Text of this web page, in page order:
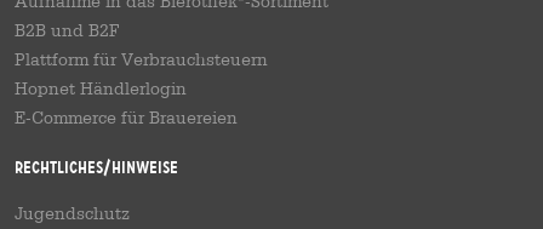
B2B und B2F
Plattform für Verbrauchsteuern
Hopnet Händlerlogin
E-Commerce für Brauereien
Rechtliches/Hinweise
Jugendschutz